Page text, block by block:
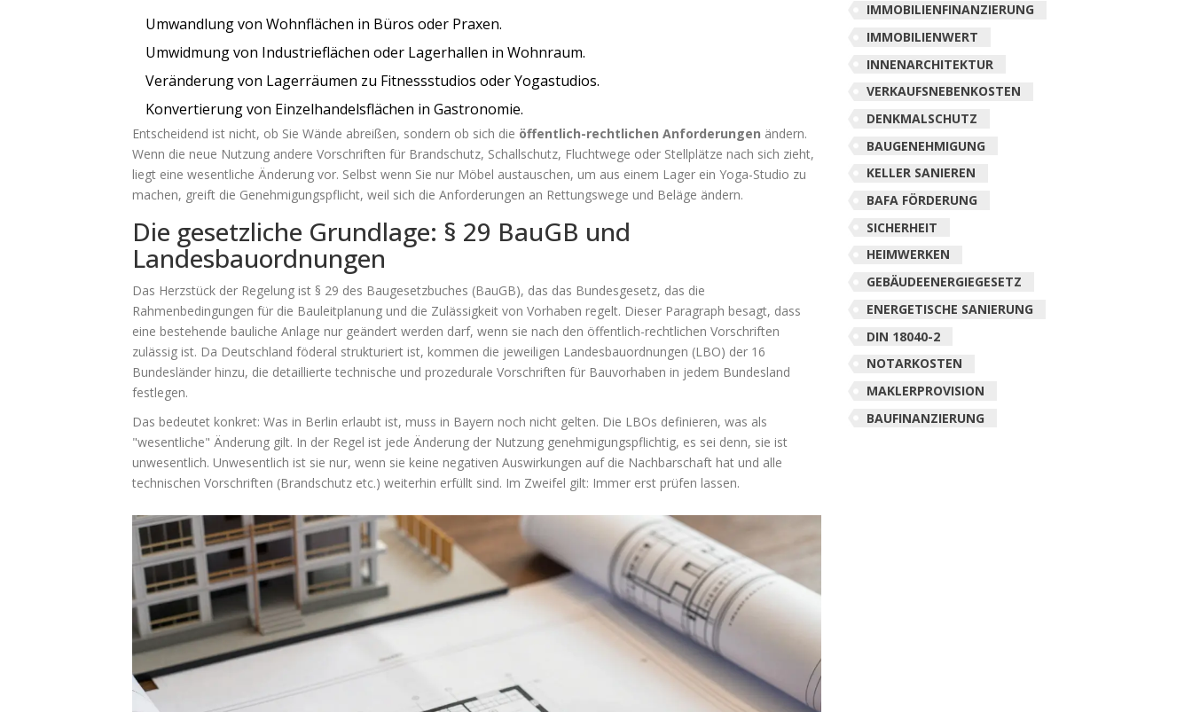
Umwandlung von Wohnflächen in Büros oder Praxen.
Umwidmung von Industrieflächen oder Lagerhallen in Wohnraum.
Veränderung von Lagerräumen zu Fitnessstudios oder Yogastudios.
Konvertierung von Einzelhandelsflächen in Gastronomie.
Entscheidend ist nicht, ob Sie Wände abreißen, sondern ob sich die öffentlich-rechtlichen Anforderungen ändern.
Wenn die neue Nutzung andere Vorschriften für Brandschutz, Schallschutz, Fluchtwege oder Stellplätze nach sich zieht,
liegt eine wesentliche Änderung vor. Selbst wenn Sie nur Möbel austauschen, um aus einem Lager ein Yoga-Studio zu
machen, greift die Genehmigungspflicht, weil sich die Anforderungen an Rettungswege und Beläge ändern.
Die gesetzliche Grundlage: § 29 BauGB und
Landesbauordnungen
Das Herzstück der Regelung ist § 29 des Baugesetzbuches (BauGB), das das Bundesgesetz, das die
Rahmenbedingungen für die Bauleitplanung und die Zulässigkeit von Vorhaben regelt. Dieser Paragraph besagt, dass
eine bestehende bauliche Anlage nur geändert werden darf, wenn sie nach den öffentlich-rechtlichen Vorschriften
zulässig ist. Da Deutschland föderal strukturiert ist, kommen die jeweiligen Landesbauordnungen (LBO) der 16
Bundesländer hinzu, die detaillierte technische und prozedurale Vorschriften für Bauvorhaben in jedem Bundesland
festlegen.
Das bedeutet konkret: Was in Berlin erlaubt ist, muss in Bayern noch nicht gelten. Die LBOs definieren, was als
"wesentliche" Änderung gilt. In der Regel ist jede Änderung der Nutzung genehmigungspflichtig, es sei denn, sie ist
unwesentlich. Unwesentlich ist sie nur, wenn sie keine negativen Auswirkungen auf die Nachbarschaft hat und alle
technischen Vorschriften (Brandschutz etc.) weiterhin erfüllt sind. Im Zweifel gilt: Immer erst prüfen lassen.
IMMOBILIENFINANZIERUNG
IMMOBILIENWERT
INNENARCHITEKTUR
VERKAUFSNEBENKOSTEN
DENKMALSCHUTZ
BAUGENEHMIGUNG
KELLER SANIEREN
BAFA FÖRDERUNG
SICHERHEIT
HEIMWERKEN
GEBÄUDEENERGIEGESETZ
ENERGETISCHE SANIERUNG
DIN 18040-2
NOTARKOSTEN
MAKLERPROVISION
BAUFINANZIERUNG